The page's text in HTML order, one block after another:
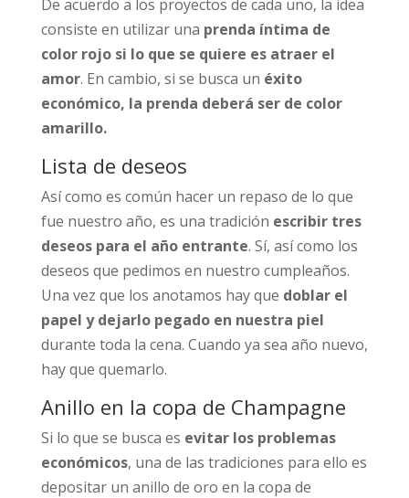
De acuerdo a los proyectos de cada uno, la idea
consiste en utilizar una prenda íntima de
color rojo si lo que se quiere es atraer el
amor. En cambio, si se busca un éxito
económico, la prenda deberá ser de color
amarillo.
Lista de deseos
Así como es común hacer un repaso de lo que
fue nuestro año, es una tradición escribir tres
deseos para el año entrante. Sí, así como los
deseos que pedimos en nuestro cumpleaños.
Una vez que los anotamos hay que doblar el
papel y dejarlo pegado en nuestra piel
durante toda la cena. Cuando ya sea año nuevo,
hay que quemarlo.
Anillo en la copa de Champagne
Si lo que se busca es evitar los problemas
económicos, una de las tradiciones para ello es
depositar un anillo de oro en la copa de